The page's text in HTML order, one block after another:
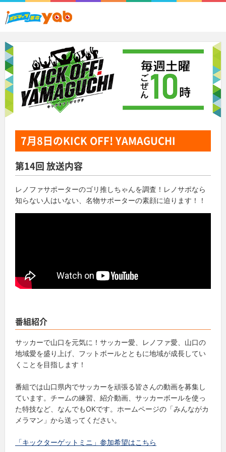
7月8日のKICK OFF! YAMAGUCHI
第14回 放送内容
レノファサポーターのゴリ推しちゃんを調査！ レノサポなら
知らない人はいない、名物サポーターの素顔に迫ります！！
番組紹介
サッカーで山口を元気に！サッカー愛、レノファ愛、山口の
地域愛を盛り上げ、フットボールとともに地域が成長してい
くことを目指します！
番組では山口県内でサッカーを頑張る皆さんの動画を募集し
ています。チームの練習、紹介動画、サッカーボールを使っ
た特技など、なんでもOKです。ホームページの「みんながカ
メラマン」から送ってください。
「キックターゲットミニ」参加希望はこちら